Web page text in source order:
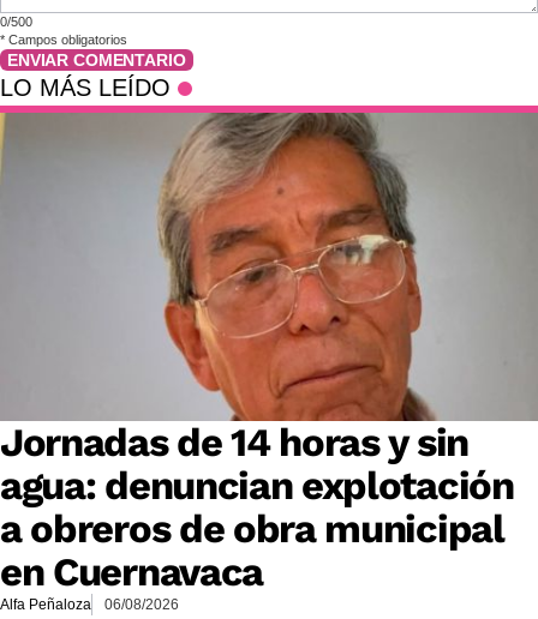
0/500
* Campos obligatorios
ENVIAR COMENTARIO
LO MÁS LEÍDO
Jornadas de 14 horas y sin
agua: denuncian explotación
a obreros de obra municipal
en Cuernavaca
Alfa Peñaloza 06/08/2026